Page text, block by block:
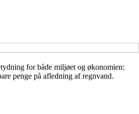
for både miljøet og økonomien:
penge på afledning af regnvand.